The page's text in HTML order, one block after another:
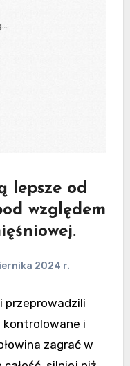
lepsze od
względem
2024 r.
przeprowadzili
kontrolowane i
zagrać w